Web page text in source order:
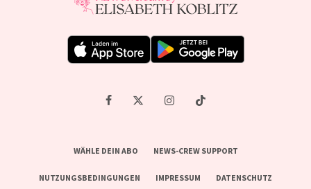
WÄHLE DEIN ABO NEWS-CREW SUPPORT
NUTZUNGSBEDINGUNGEN IMPRESSUM DATENSCHUTZ